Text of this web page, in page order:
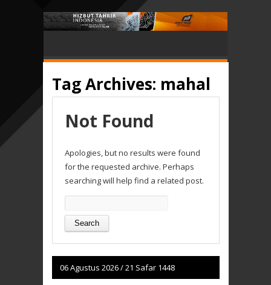
Tag Archives: mahal
Not Found
Apologies, but no results were found
for the requested archive. Perhaps
searching will help find a related post.
for:
06 Agustus 2026/21 Safar 1448